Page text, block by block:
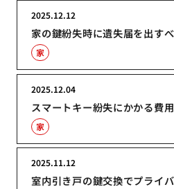
家の鍵紛失時に遺失届を出す
2025.12.12
家
スマートキー紛失にかかる費
2025.12.04
家
室内引き戸の鍵交換でプライ
2025.11.12